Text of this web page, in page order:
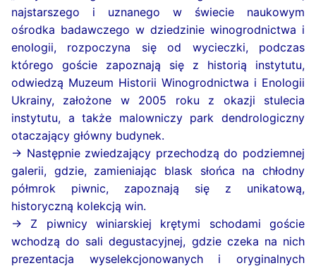
najstarszego i uznanego w świecie naukowym
ośrodka badawczego w dziedzinie winogrodnictwa i
enologii, rozpoczyna się od wycieczki, podczas
którego goście zapoznają się z historią instytutu,
odwiedzą Muzeum Historii Winogrodnictwa i Enologii
Ukrainy, założone w 2005 roku z okazji stulecia
instytutu, a także malowniczy park dendrologiczny
otaczający główny budynek.
→ Następnie zwiedzający przechodzą do podziemnej
galerii, gdzie, zamieniając blask słońca na chłodny
półmrok piwnic, zapoznają się z unikatową,
historyczną kolekcją win.
→ Z piwnicy winiarskiej krętymi schodami goście
wchodzą do sali degustacyjnej, gdzie czeka na nich
prezentacja wyselekcjonowanych i oryginalnych